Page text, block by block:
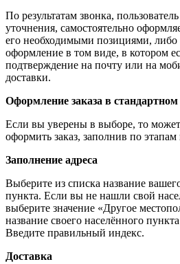
По результатам звонка,
уточнения, самостоятельно
его необходимыми позициями, либо
оформление в том виде, в котором
подтверждение на почту или на
доставки.
Оформление заказа в
Если вы уверены в выборе, то
оформить заказ, заполнив по
Заполнение адреса
Выберите из списка название
пункта. Если вы не нашли свой
выберите значение «Другое
название своего населённого
Введите правильный индекс.
Доставка